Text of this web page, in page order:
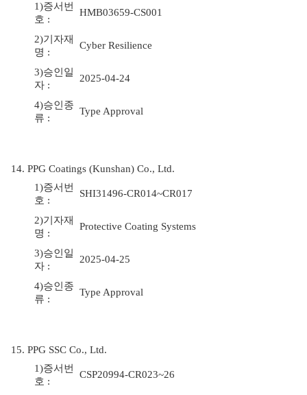
1)증서번
호 :
HMB03659-CS001
2)기자재
명 :
Cyber Resilience
3)승인일
자 :
2025-04-24
4)승인종
류 :
Type Approval
14. PPG Coatings (Kunshan) Co., Ltd.
1)증서번
호 :
SHI31496-CR014~CR017
2)기자재
명 :
Protective Coating Systems
3)승인일
자 :
2025-04-25
4)승인종
류 :
Type Approval
15. PPG SSC Co., Ltd.
1)증서번
호 :
CSP20994-CR023~26